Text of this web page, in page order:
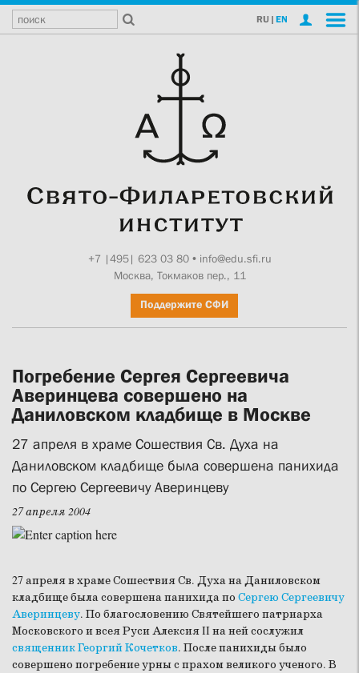
RU | EN
+7 |495| 623 03 80• info@edu.sfi.ru
Москва, Токмаков пер., 11
Поддержите СФИ
Погребение Сергея Сергеевича
Аверинцева совершено на
Даниловском кладбище в Москве
27 апреля в храме Сошествия Св. Духа на
Даниловском кладбище была совершена панихида
по Сергею Сергеевичу Аверинцеву
27 апреля 2004
27 апреля в храме Сошествия Св. Духа на Даниловском
кладбище была совершена панихида по Сергею Сергеевичу
Аверинцеву. По благословению Святейшего патриарха
Московского и всея Руси Алексия II на ней сослужил
священник Георгий Кочетков. После панихиды было
совершено погребение урны с прахом великого ученого. В